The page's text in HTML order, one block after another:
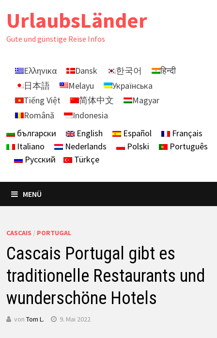
UrlaubsLänder
Gute und günstige Reise Infos
Ελληνικα Dansk 한국어
हिन्दी
日本語
Melayu
Українська
Tiếng Việt
简体中文
Magyar
Română
Indonesia
български
English Español
Français
Italiano
Nederlands Polski
Português
Русский
Türkçe
MENÜ
CASCAIS / PORTUGAL
Cascais Portugal gibt es
traditionelle Restaurants und
wunderschöne Hotels
von Tom L. 9. Mai 2022